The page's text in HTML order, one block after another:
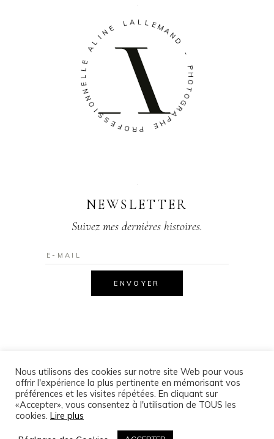
A
L
INE L A L L EMAN
D
-
P
H
O
T
O
G
R
A
P
H
E
P
R
O
F
E
S
S
I
O
N
N
E
E
NEWSLETTER
Suivez mes dernières histoires.
© 2020 Copyright – Aline LALLEMAND Photographe– Lorraine,
(GRAND-EST), Lunéville, Nancy, Metz,
Tous droits réservés.797 204 198 RCS NANCY.
Nous utilisons des cookies sur notre site Web pour vous
offrir l'expérience la plus pertinente en mémorisant vos
préférences et les visites répétées. En cliquant sur
«Accepter», vous consentez à l'utilisation de TOUS les
cookies. Lire plus